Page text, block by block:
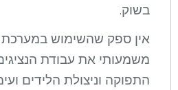
בשוק.
אין ספק שהשימוש במערכת
משמעותי את עבודת
התפוקה וניצולת הלידים